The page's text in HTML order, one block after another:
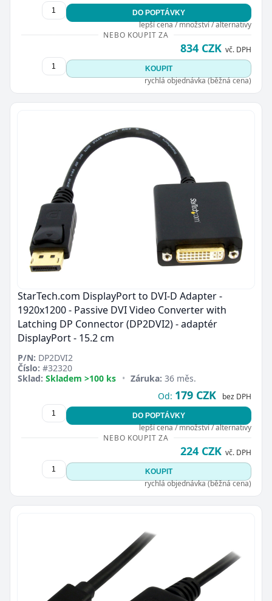
DO POPTÁVKY
lepší cena / množství / alternativy
NEBO KOUPIT ZA
834 CZK vč. DPH
KOUPIT
rychlá objednávka (běžná cena)
StarTech.com DisplayPort to DVI-D Adapter -
1920x1200 - Passive DVI Video Converter with
Latching DP Connector (DP2DVI2) - adaptér
DisplayPort - 15.2 cm
P/N: DP2DVI2
Číslo: #32320
Sklad: Skladem >100 ks • Záruka: 36 měs.
Od: 179 CZK bez DPH
DO POPTÁVKY
lepší cena / množství / alternativy
NEBO KOUPIT ZA
224 CZK vč. DPH
KOUPIT
rychlá objednávka (běžná cena)